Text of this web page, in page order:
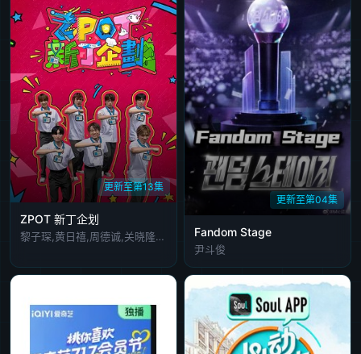
更新至第13集
ZPOT 新丁企划
黎子琛,黄日禧,周德诚,关晓隆,陈缙羲,张肇维,林焯彦
更新至第04集
Fandom Stage
尹斗俊